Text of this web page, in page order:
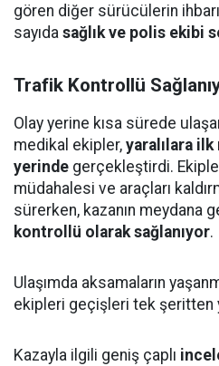
gören diğer sürücülerin
sayıda sağlık ve polis ekibi
Trafik Kontrollü
Olay yerine kısa sürede
medikal ekipler, yaralılara
yerinde gerçekleştirdi.
müdahalesi ve araçları
sürerken, kazanın meydana
kontrollü olarak sağlanıyor.
Ulaşımda aksamaların
ekipleri geçişleri tek şeritten
Kazayla ilgili geniş çaplı